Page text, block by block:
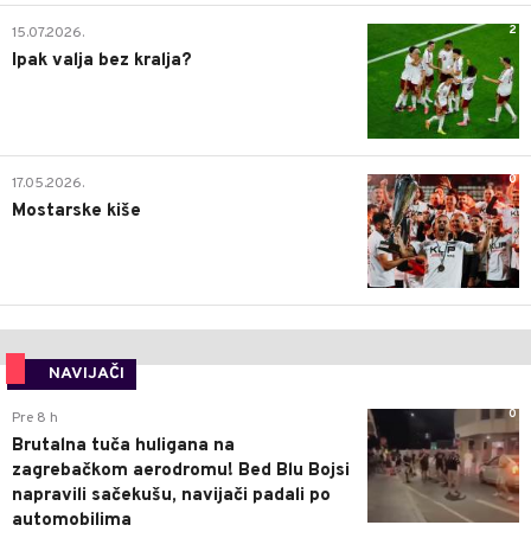
2
15.07.2026.
Ipak valja bez kralja?
0
17.05.2026.
Mostarske kiše
NAVIJAČI
0
Pre 8 h
Brutalna tuča huligana na
zagrebačkom aerodromu! Bed Blu Bojsi
napravili sačekušu, navijači padali po
automobilima